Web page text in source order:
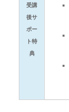
受講
後サ
ポー
ト特
典